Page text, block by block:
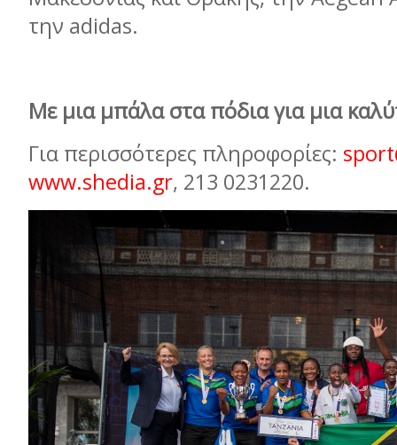
την adidas.
Με μια μπάλα στα πόδια για μια
Για περισσότερες πληροφορίες: sport
www.shedia.gr, 213 0231220.